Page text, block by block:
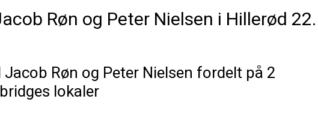
Røn og Peter Nielsen i Hillerød 22.
Røn og Peter Nielsen fordelt på 2
lokaler